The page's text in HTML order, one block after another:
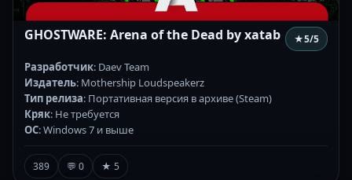
GHOSTWARE: Arena of the Dead by xatab ★5/5
Разработчик: Daev Team
Издатель: Mothership Loudspeakerz
Тип релиза: Портативная версия в архиве (Steam)
Кряк: Не требуется
ОС: Windows 7 и выше
389 💬 0 ★ 5